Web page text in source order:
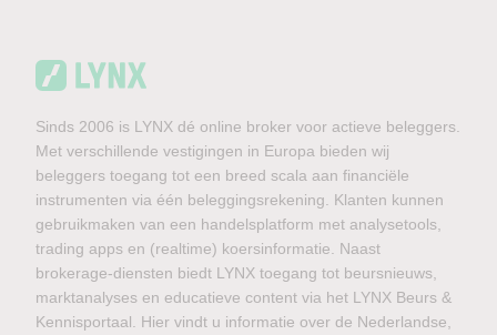
Sinds 2006 is LYNX dé online broker voor actieve beleggers.
Met verschillende vestigingen in Europa bieden wij
beleggers toegang tot een breed scala aan financiële
instrumenten via één beleggingsrekening. Klanten kunnen
gebruikmaken van een handelsplatform met analysetools,
trading apps en (realtime) koersinformatie. Naast
brokerage-diensten biedt LYNX toegang tot beursnieuws,
marktanalyses en educatieve content via het LYNX Beurs &
Kennisportaal. Hier vindt u informatie over de Nederlandse,